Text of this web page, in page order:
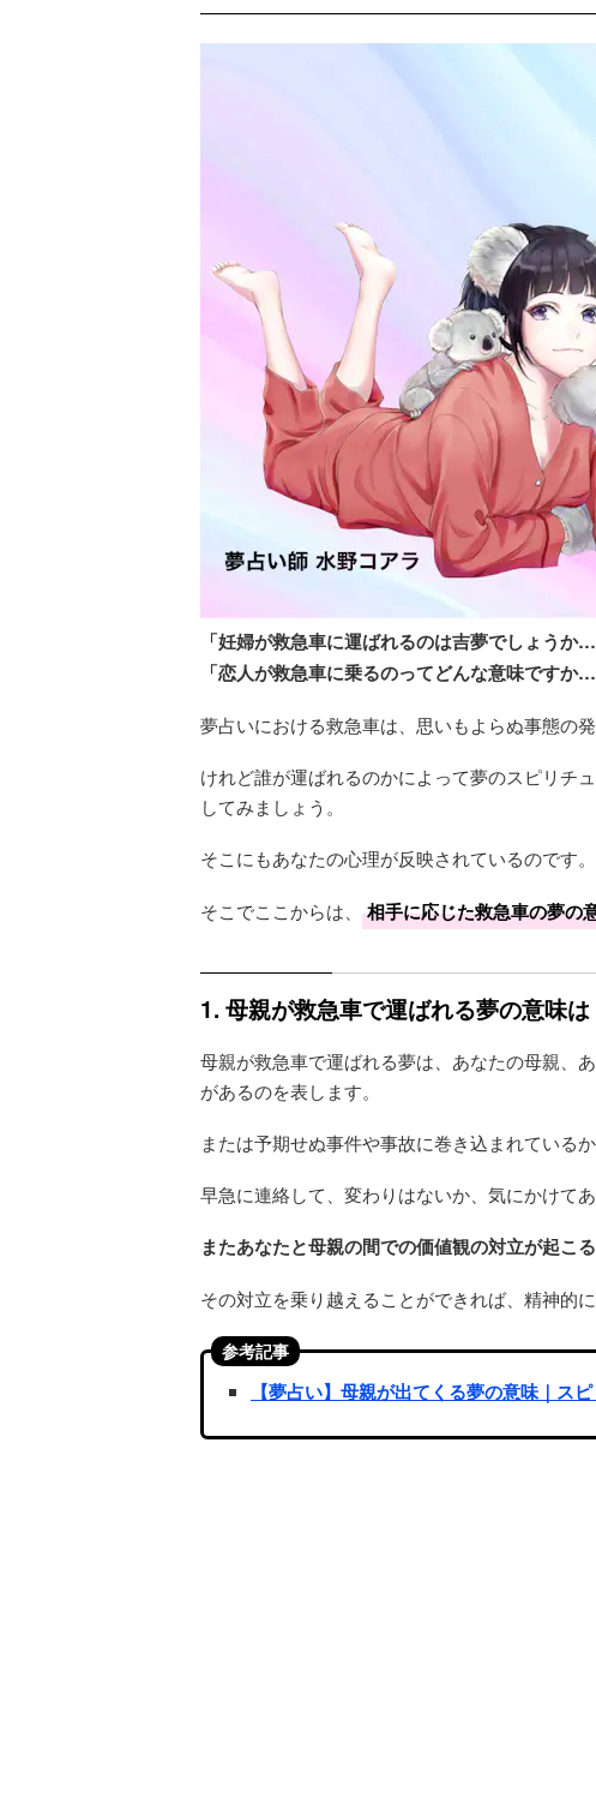
「妊婦が救急車に運ばれるのは吉夢でしょうか…
「恋人が救急車に乗るのってどんな意味ですか…
夢占いにおける救急車は、思いもよらぬ事態の発
けれど誰が運ばれるのかによって夢のスピリチ
してみましょう。
そこにもあなたの心理が反映されているのです。
そこでここからは、 相手に応じた救急車の夢の
1. 母親が救急車で運ばれる夢の意味
母親が救急車で運ばれる夢は、あなたの母親、
があるのを表します。
または予期せぬ事件や事故に巻き込まれているか
早急に連絡して、変わりはないか、気にかけてあ
またあなたと母親の間での価値観の対立が起こ
その対立を乗り越えることができれば、精神的
参考記事
【夢占い】母親が出てくる夢の意味｜ス